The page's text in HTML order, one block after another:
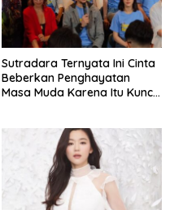
Sutradara Ternyata Ini Cinta
Beberkan Penghayatan
Masa Muda Karena Itu Kunci